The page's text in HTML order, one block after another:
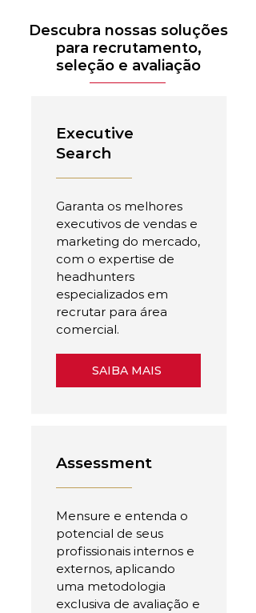
Descubra nossas soluções
para recrutamento,
seleção e avaliação
Executive
Search
Garanta os melhores
executivos de vendas e
marketing do mercado,
com o expertise de
headhunters
especializados em
recrutar para área
comercial.
SAIBA MAIS
Assessment
Mensure e entenda o
potencial de seus
profissionais internos e
externos, aplicando
uma metodologia
exclusiva de avaliação e